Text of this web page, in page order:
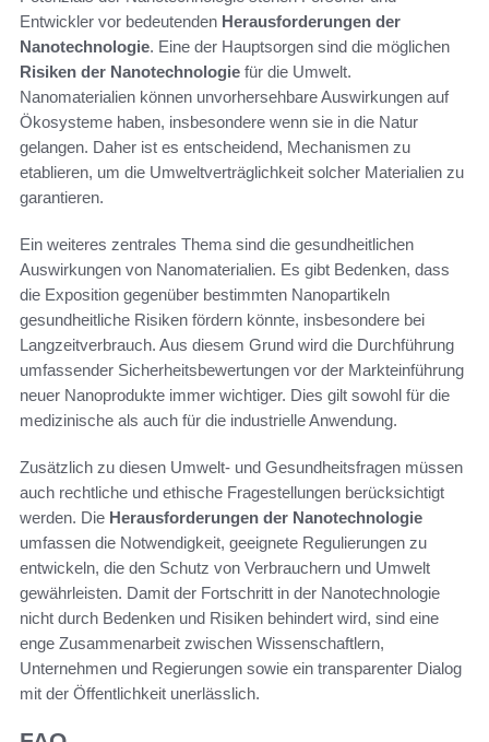
Entwickler vor bedeutenden Herausforderungen der
Nanotechnologie. Eine der Hauptsorgen sind die möglichen
Risiken der Nanotechnologie für die Umwelt.
Nanomaterialien können unvorhersehbare Auswirkungen auf
Ökosysteme haben, insbesondere wenn sie in die Natur
gelangen. Daher ist es entscheidend, Mechanismen zu
etablieren, um die Umweltverträglichkeit solcher Materialien zu
garantieren.
Ein weiteres zentrales Thema sind die gesundheitlichen
Auswirkungen von Nanomaterialien. Es gibt Bedenken, dass
die Exposition gegenüber bestimmten Nanopartikeln
gesundheitliche Risiken fördern könnte, insbesondere bei
Langzeitverbrauch. Aus diesem Grund wird die Durchführung
umfassender Sicherheitsbewertungen vor der Markteinführung
neuer Nanoprodukte immer wichtiger. Dies gilt sowohl für die
medizinische als auch für die industrielle Anwendung.
Zusätzlich zu diesen Umwelt- und Gesundheitsfragen müssen
auch rechtliche und ethische Fragestellungen berücksichtigt
werden. Die Herausforderungen der Nanotechnologie
umfassen die Notwendigkeit, geeignete Regulierungen zu
entwickeln, die den Schutz von Verbrauchern und Umwelt
gewährleisten. Damit der Fortschritt in der Nanotechnologie
nicht durch Bedenken und Risiken behindert wird, sind eine
enge Zusammenarbeit zwischen Wissenschaftlern,
Unternehmen und Regierungen sowie ein transparenter Dialog
mit der Öffentlichkeit unerlässlich.